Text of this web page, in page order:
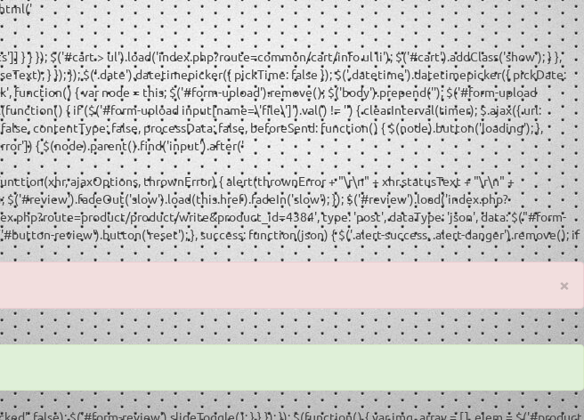
} } }); $('#cart > ul').load('index.php?route=common/cart/info ul li'); $('#cart').addClass('show'); } },
} }); }); $('.date').datetimepicker({ pickTime: false }); $('.datetime').datetimepicker({ pickDate:
{ var node = this; $('#form-upload').remove(); $('body').prepend(''); $('#form-upload
{ if ($('#form-upload input[name=\'file\']').val() != '') { clearInterval(timer); $.ajax({ url:
contentType: false, processData: false, beforeSend: function() { $(node).button('loading'); },
{ $(node).parent().find('input').after('
ajaxOptions, thrownError) { alert(thrownError + "\r\n" + xhr.statusText + "\r\n" +
}); $('#review').load('index.php?
product/write&product_id=4384', type: 'post', dataType: 'json', data: $("#form-
review').button('reset'); }, success: function(json) { $('.alert-success, .alert-danger').remove(); if
×